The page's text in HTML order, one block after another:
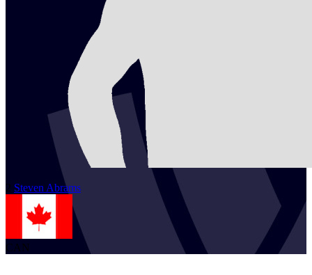
2 Steven Abrams
CAN